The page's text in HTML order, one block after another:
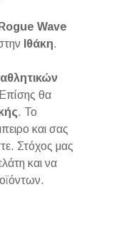
Rogue Wave
Ιθάκη.
αθλητικών
θα
. Το
και σας
Στόχος μας
και να